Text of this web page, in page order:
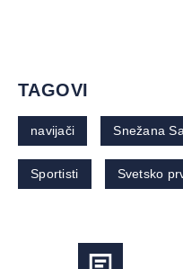
TAGOVI
navijači Snežana
Sportisti Svetsko